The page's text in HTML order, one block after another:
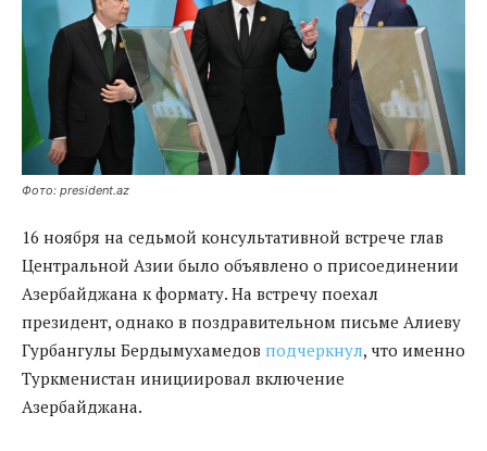
Фото: president.az
16 ноября на седьмой консультативной встрече глав
Центральной Азии было объявлено о присоединении
Азербайджана к формату. На встречу поехал
президент, однако в поздравительном письме Алиеву
Гурбангулы Бердымухамедов подчеркнул, что именно
Туркменистан инициировал включение
Азербайджана.